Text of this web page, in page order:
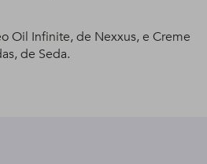
Oil Infinite, de Nexxus, e Creme
de Seda.